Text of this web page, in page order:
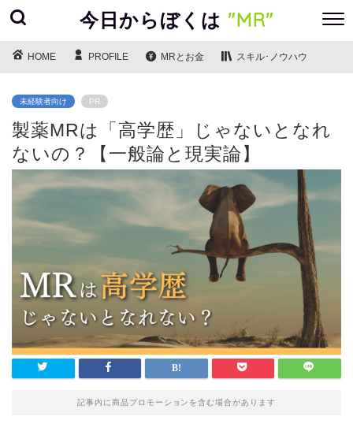
今日からぼくは "MR"
HOME PROFILE MRとお金 スキル･ノウハウ
未経験者向け PR
製薬MRは「高学歴」じゃないとなれ
ないの？【一般論と現実論】
記事内に商品プロモーションを含む場合があります